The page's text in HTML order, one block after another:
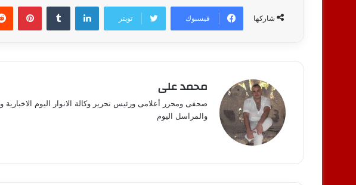
شاركها فيسبوك تويتر
لينكدإن
محمد على
صحفى ومحرر أعلامى ورئيس تحرير وكالة الانوار اليوم
والمراسل اليوم